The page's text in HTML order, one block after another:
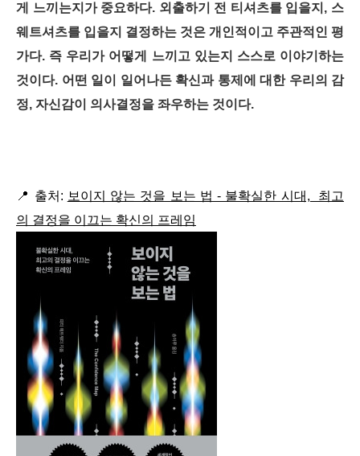
게 느끼는지가 중요하다. 외출하기 전 티셔츠를 입을지, 스
웨트셔츠를 입을지 결정하는 것은 개인적이고 주관적인 평
가다. 즉 우리가 어떻게 느끼고 있는지 스스로 이야기하는
것이다. 어떤 일이 일어나든 확신과 통제에 대한 우리의 감
정, 자신감이 의사결정을 좌우하는 것이다.
📍 출처: 보이지 않는 것을 보는 법 - 불확실한 시대, 최고
의 결정을 이끄는 확신의 프레임